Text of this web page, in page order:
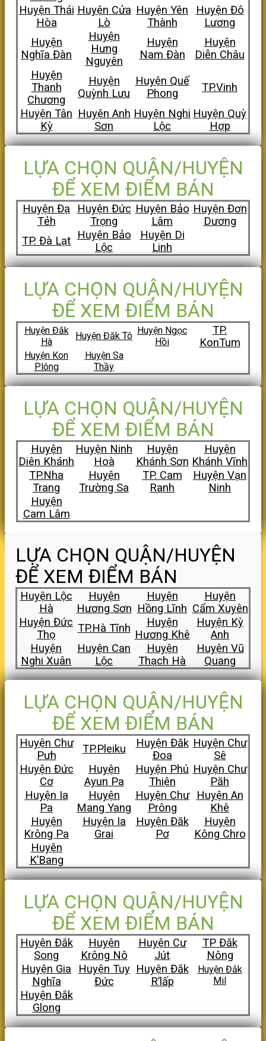
Huyện Thái
Hòa
Huyện Cửa
Lò
Huyện Yên
Thành
Huyện Đô
Lương
Huyện
Nghĩa Đàn
Huyện
Hưng
Nguyên
Huyện
Nam Đàn
Huyện
Diễn Châu
Huyện
Thanh
Chương
Huyện
Quỳnh Lưu
Huyện Quế
Phong
TP.Vinh
Huyện Tân
Kỳ
Huyện Anh
Sơn
Huyện Nghi
Lộc
Huyện Quỳ
Hợp
LỰA CHỌN QUẬN/HUYỆN
ĐỂ XEM ĐIỂM BÁN
Huyện Đạ
Tẻh
Huyện Đức
Trọng
Huyện Bảo
Lâm
Huyện Đơn
Dương
TP. Đà Lạt
Huyện Bảo
Lộc
Huyện Di
Linh
LỰA CHỌN QUẬN/HUYỆN
ĐỂ XEM ĐIỂM BÁN
Huyện Đắk
Hà
Huyện Đăk Tô Huyện Ngọc
Hồi
TP.
KonTum
Huyện Kon
Plông
Huyện Sa
Thầy
LỰA CHỌN QUẬN/HUYỆN
ĐỂ XEM ĐIỂM BÁN
Huyện
Diên Khánh
Huyện Ninh
Hoà
Huyện
Khánh Sơn
Huyện
Khánh Vĩnh
TP.Nha
Trang
Huyện
Trường Sa
TP. Cam
Ranh
Huyện Vạn
Ninh
Huyện
Cam Lâm
LỰA CHỌN QUẬN/HUYỆN
ĐỂ XEM ĐIỂM BÁN
Huyện Lộc
Hà
Huyện
Hương Sơn
Huyện
Hồng Lĩnh
Huyện
Cẩm Xuyên
Huyện Đức
Thọ
TP.Hà Tĩnh
Huyện
Hương Khê
Huyện Kỳ
Anh
Huyện
Nghi Xuân
Huyện Can
Lộc
Huyện
Thạch Hà
Huyện Vũ
Quang
LỰA CHỌN QUẬN/HUYỆN
ĐỂ XEM ĐIỂM BÁN
Huyện Chư
Pưh
TP.Pleiku
Huyện Đăk
Đoa
Huyện Chư
Sê
Huyện Đức
Cơ
Huyện
Ayun Pa
Huyện Phú
Thiện
Huyện Chư
Păh
Huyện Ia
Pa
Huyện
Mang Yang
Huyện Chư
Prông
Huyện An
Khê
Huyện
Krông Pa
Huyện Ia
Grai
Huyện Đăk
Pơ
Huyện
Kông Chro
Huyện
K’Bang
LỰA CHỌN QUẬN/HUYỆN
ĐỂ XEM ĐIỂM BÁN
Huyện Đắk
Song
Huyện
Krông Nô
Huyện Cư
Jút
TP Đăk
Nông
Huyện Gia
Nghĩa
Huyện Tuy
Đức
Huyện Đăk
R’lấp
Huyện Đắk
Mil
Huyện Đắk
Glong